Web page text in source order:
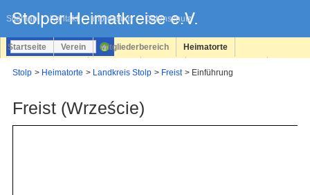
Sitemap Kontakt Impressum Datenschutz
überspringen
Startseite Verein Mitgliederbereich Heimatorte
Stolp Heimatorte Landkreis Stolp Freist Einführung
Freist (Wrzeście)